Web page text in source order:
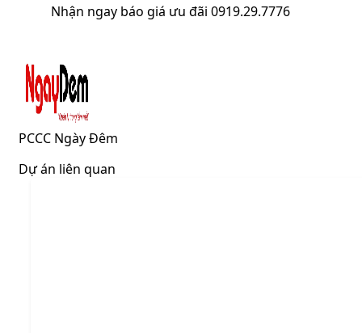
Nhận ngay báo giá ưu đãi 0919.29.7776
PCCC Ngày Đêm
Dự án liên quan